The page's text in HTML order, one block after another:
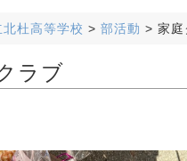
北杜高等学校 > 部活動 > 家庭
ラブ